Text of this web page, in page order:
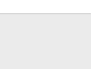
Полска